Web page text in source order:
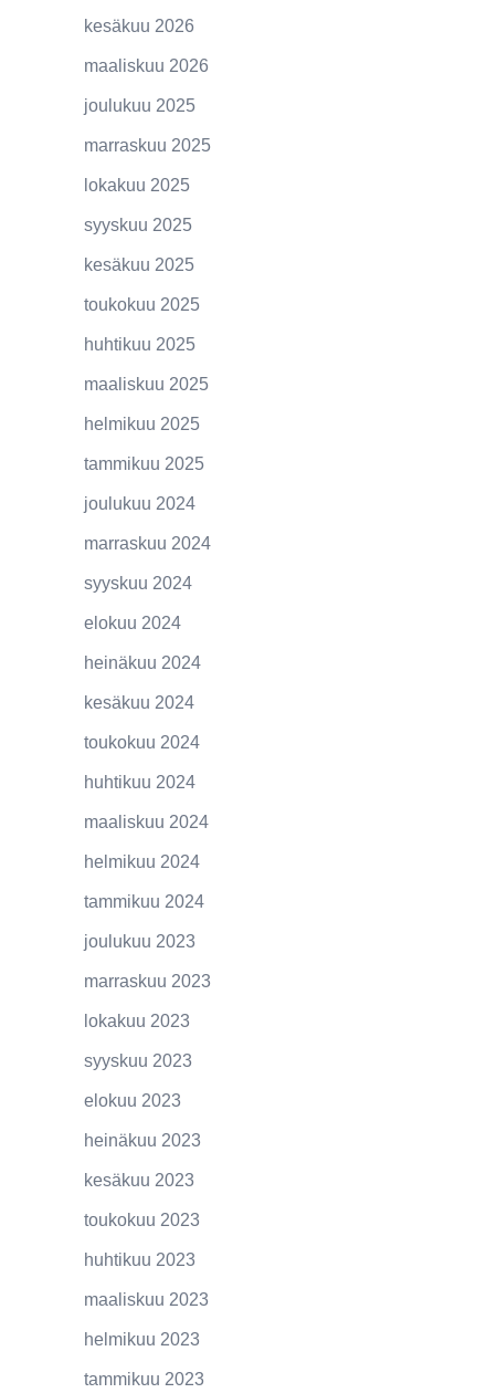
kesäkuu 2026
maaliskuu 2026
joulukuu 2025
marraskuu 2025
lokakuu 2025
syyskuu 2025
kesäkuu 2025
toukokuu 2025
huhtikuu 2025
maaliskuu 2025
helmikuu 2025
tammikuu 2025
joulukuu 2024
marraskuu 2024
syyskuu 2024
elokuu 2024
heinäkuu 2024
kesäkuu 2024
toukokuu 2024
huhtikuu 2024
maaliskuu 2024
helmikuu 2024
tammikuu 2024
joulukuu 2023
marraskuu 2023
lokakuu 2023
syyskuu 2023
elokuu 2023
heinäkuu 2023
kesäkuu 2023
toukokuu 2023
huhtikuu 2023
maaliskuu 2023
helmikuu 2023
tammikuu 2023